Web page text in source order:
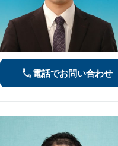
電話でお問い合わせ